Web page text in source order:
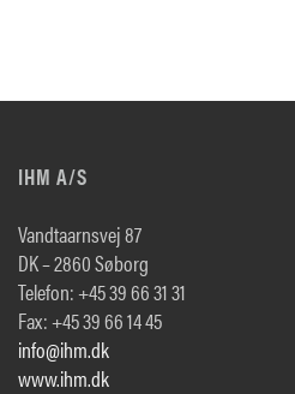
IHM A/S
Vandtaarnsvej 87
DK – 2860 Søborg
Telefon: +45 39 66 31 31
Fax: +45 39 66 14 45
info@ihm.dk
www.ihm.dk